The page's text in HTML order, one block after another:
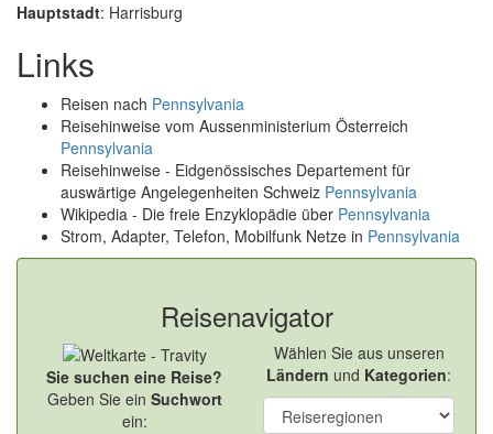
Hauptstadt: Harrisburg
Links
Reisen nach Pennsylvania
Reisehinweise vom Aussenministerium Österreich
Pennsylvania
Reisehinweise - Eidgenössisches Departement für
auswärtige Angelegenheiten Schweiz Pennsylvania
Wikipedia - Die freie Enzyklopädie über Pennsylvania
Strom, Adapter, Telefon, Mobilfunk Netze in Pennsylvania
Reisenavigator
Sie suchen eine Reise?
Geben Sie ein Suchwort
ein:
Wählen Sie aus unseren
Ländern und Kategorien: